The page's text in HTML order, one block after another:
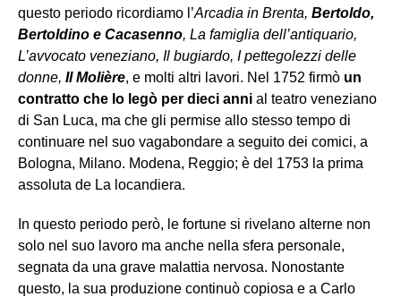
questo periodo ricordiamo l’Arcadia in Brenta, Bertoldo,
Bertoldino e Cacasenno, La famiglia dell’antiquario,
L’avvocato veneziano, Il bugiardo, I pettegolezzi delle
donne, Il Molière, e molti altri lavori. Nel 1752 firmò un
contratto che lo legò per dieci anni al teatro veneziano
di San Luca, ma che gli permise allo stesso tempo di
continuare nel suo vagabondare a seguito dei comici, a
Bologna, Milano. Modena, Reggio; è del 1753 la prima
assoluta de La locandiera.
In questo periodo però, le fortune si rivelano alterne non
solo nel suo lavoro ma anche nella sfera personale,
segnata da una grave malattia nervosa. Nonostante
questo, la sua produzione continuò copiosa e a Carlo